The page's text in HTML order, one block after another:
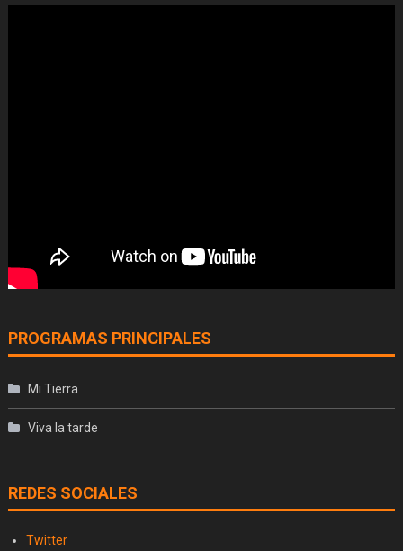
PROGRAMAS PRINCIPALES
Mi Tierra
Viva la tarde
REDES SOCIALES
Twitter